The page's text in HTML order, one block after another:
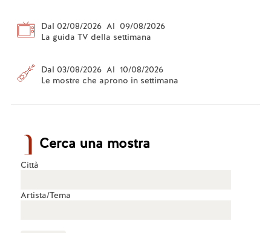
Dal 02/08/2026 Al 09/08/2026
La guida TV della settimana
Dal 03/08/2026 Al 10/08/2026
Le mostre che aprono in settimana
Cerca una mostra
Città
Artista/Tema